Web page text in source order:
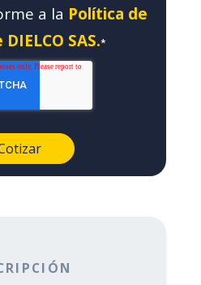
a la Política de
SAS.*